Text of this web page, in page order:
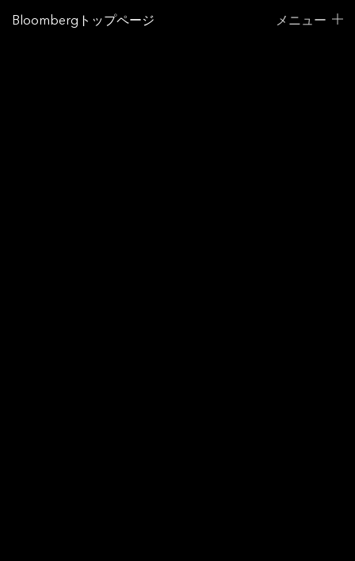
Bloombergトップページ メニュー